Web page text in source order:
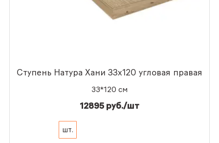
Ступень Натура Хани 33x120 угловая правая
33*120 см
12895 руб./шт
шт.